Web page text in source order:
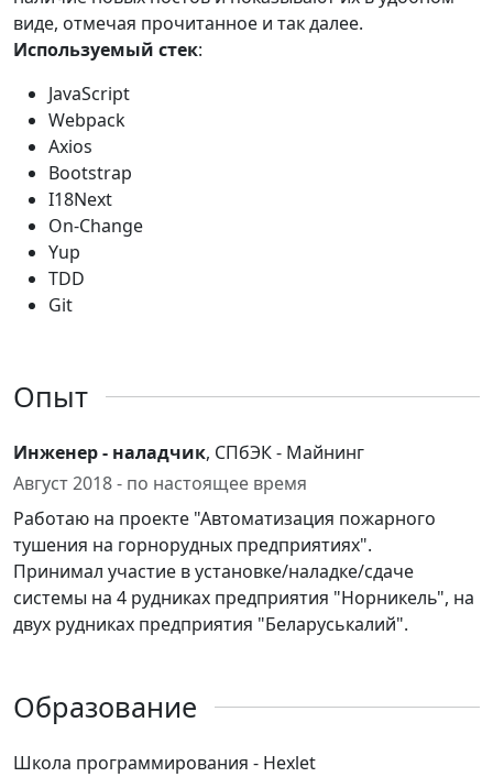
виде, отмечая прочитанное и так далее.
Используемый стек:
JavaScript
Webpack
Axios
Bootstrap
I18Next
On-Change
Yup
TDD
Git
Опыт
Инженер - наладчик, СПбЭК - Майнинг
Август 2018 - по настоящее время
Работаю на проекте "Автоматизация пожарного
тушения на горнорудных предприятиях".
Принимал участие в установке/наладке/сдаче
системы на 4 рудниках предприятия "Норникель", на
двух рудниках предприятия "Беларуськалий".
Образование
Школа программирования - Hexlet